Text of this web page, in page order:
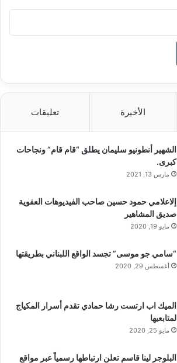
الأخيرة تعليقات
الشهير أنطونيو سليمان يطلق “قام قام” ونجاحات
كبرى.
مارس 13, 2021
إلاعلامي حمود حسين صاحب الفيديوهات العفوية
صديق المشاهير
مايو 19, 2020
“سامي جو موسى” تجسد الواقع اللبناني بطريقتها
أغسطس 29, 2020
الميك اب ارتست رشا حمادي تقدم أسرار المكياج
لمتابعيها
مايو 25, 2020
البلوجر لينا قاسم تعلن ارتباطها رسمياً عبر مواقع